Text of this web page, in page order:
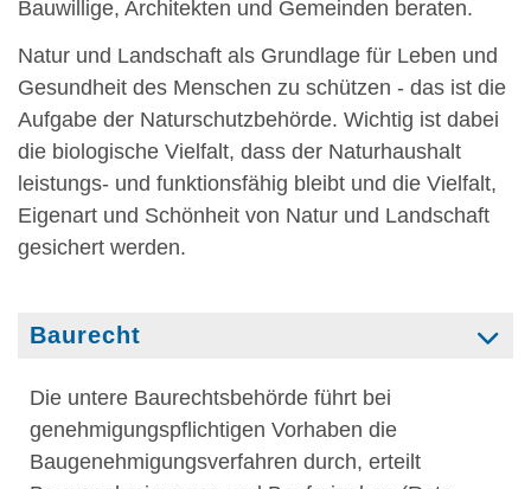
Bauwillige, Architekten und Gemeinden beraten.
Natur und Landschaft als Grundlage für Leben und
Gesundheit des Menschen zu schützen - das ist die
Aufgabe der Naturschutzbehörde. Wichtig ist dabei
die biologische Vielfalt, dass der Naturhaushalt
leistungs- und funktionsfähig bleibt und die Vielfalt,
Eigenart und Schönheit von Natur und Landschaft
gesichert werden.
Baurecht
Die untere Baurechtsbehörde führt bei
genehmigungspflichtigen Vorhaben die
Baugenehmigungsverfahren durch, erteilt